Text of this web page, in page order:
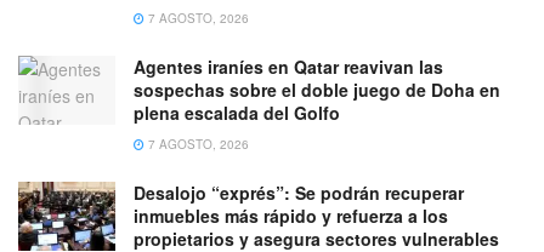
7 AGOSTO, 2026
Agentes iraníes en Qatar reavivan las
sospechas sobre el doble juego de Doha en
plena escalada del Golfo
7 AGOSTO, 2026
Desalojo “exprés”: Se podrán recuperar
inmuebles más rápido y refuerza a los
propietarios y asegura sectores vulnerables